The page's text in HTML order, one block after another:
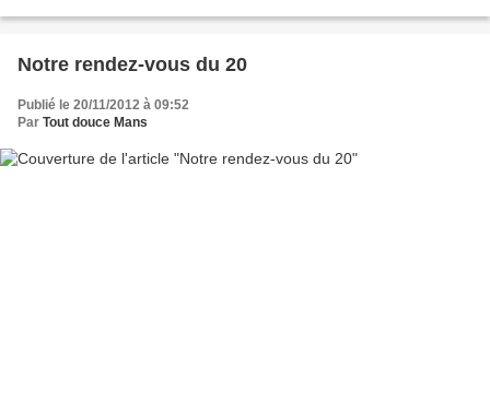
Notre rendez-vous du 20
Publié le 20/11/2012 à 09:52
Par Tout douce Mans